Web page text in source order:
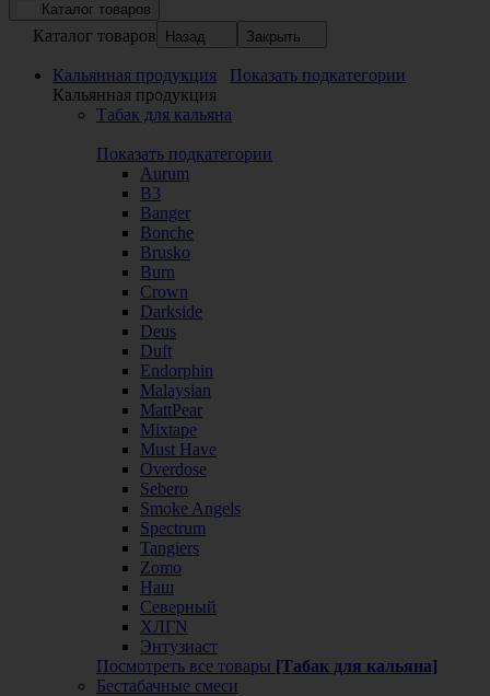
Каталог товаров
Каталог товаров Назад Закрыть
Кальянная продукция
Показать подкатегории
Кальянная продукция
Табак для кальяна
Показать подкатегории
Aurum
B3
Banger
Bonche
Brusko
Burn
Crown
Darkside
Deus
Duft
Endorphin
Malaysian
MattPear
Mixtape
Must Have
Overdose
Sebero
Smoke Angels
Spectrum
Tangiers
Zomo
Наш
Северный
ХЛГN
Энтузиаст
Посмотреть все товары [Табак для кальяна]
Бестабачные смеси